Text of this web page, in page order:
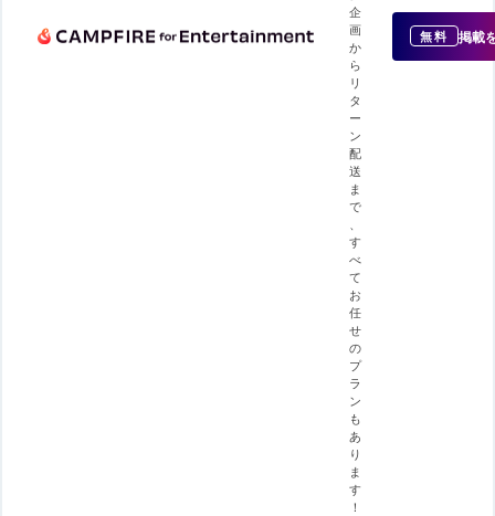
企
画
か
ら
リ
タ
ー
ン
配
送
ま
で
す
べ
て
お
任
せ
の
プ
ラ
ン
も
あ
り
ま
す
！
無料 掲載